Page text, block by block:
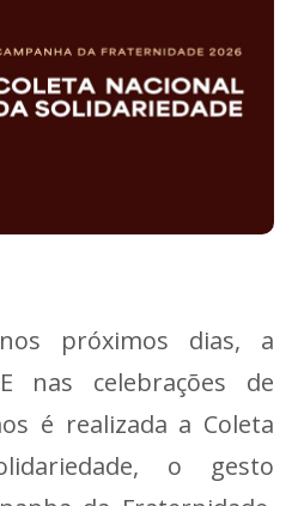
próximos dias, a
nas celebrações de
é realizada a Coleta
o gesto